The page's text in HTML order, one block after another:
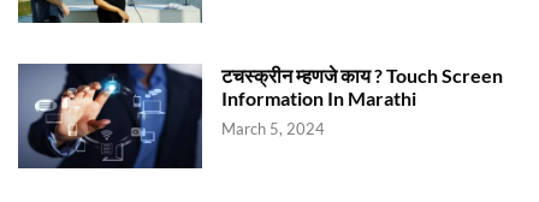
टचस्क्रीन म्हणजे काय ? Touch Screen
Information In Marathi
March 5, 2024